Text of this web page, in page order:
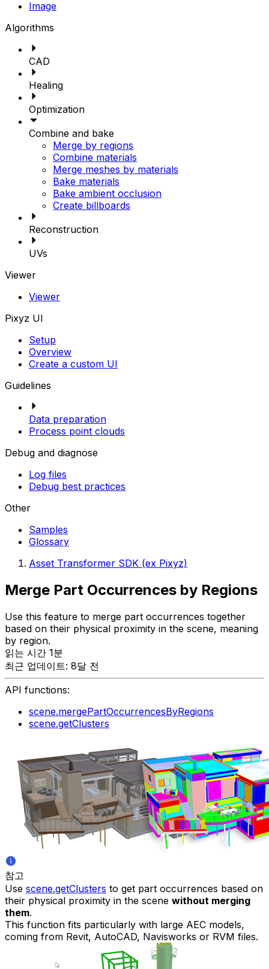
Image
Algorithms
CAD
Healing
Optimization
Combine and bake
Merge by regions
Combine materials
Merge meshes by materials
Bake materials
Bake ambient occlusion
Create billboards
Reconstruction
UVs
Viewer
Viewer
Pixyz UI
Setup
Overview
Create a custom UI
Guidelines
Data preparation
Process point clouds
Debug and diagnose
Log files
Debug best practices
Other
Samples
Glossary
Asset Transformer SDK (ex Pixyz)
Merge Part Occurrences by Regions
Use this feature to merge part occurrences together
based on their physical proximity in the scene, meaning
by region.
읽는 시간 1분
최근 업데이트: 8달 전
API functions:
scene.mergePartOccurrencesByRegions
scene.getClusters
참고
Use scene.getClusters to get part occurrences based on
their physical proximity in the scene without merging
them.
This function fits particularly with large AEC models,
coming from Revit, AutoCAD, Navisworks or RVM files.